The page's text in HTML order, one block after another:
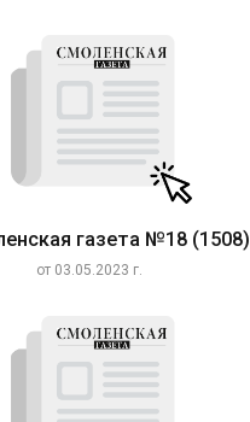
газета №18 (1508)
от 03.05.2023 г.